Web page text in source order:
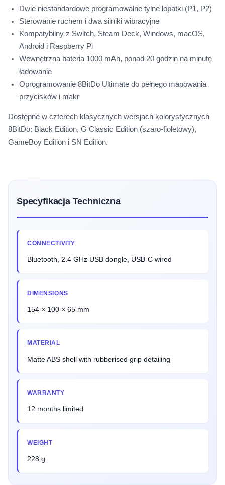
Dwie niestandardowe programowalne tylne łopatki (P1, P2)
Sterowanie ruchem i dwa silniki wibracyjne
Kompatybilny z Switch, Steam Deck, Windows, macOS,
Android i Raspberry Pi
Wewnętrzna bateria 1000 mAh, ponad 20 godzin na minutę
ładowanie
Oprogramowanie 8BitDo Ultimate do pełnego mapowania
przycisków i makr
Dostępne w czterech klasycznych wersjach kolorystycznych
8BitDo: Black Edition, G Classic Edition (szaro-fioletowy),
GameBoy Edition i SN Edition.
Specyfikacja Techniczna
CONNECTIVITY
Bluetooth, 2.4 GHz USB dongle, USB-C wired
DIMENSIONS
154 × 100 × 65 mm
MATERIAL
Matte ABS shell with rubberised grip detailing
WARRANTY
12 months limited
WEIGHT
228 g